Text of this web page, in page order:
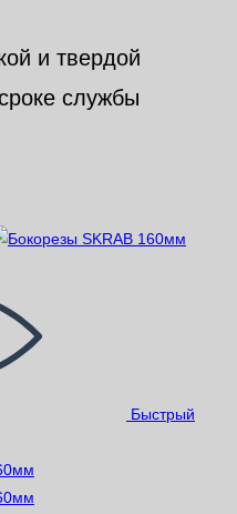
и твердой
службы
Быстрый